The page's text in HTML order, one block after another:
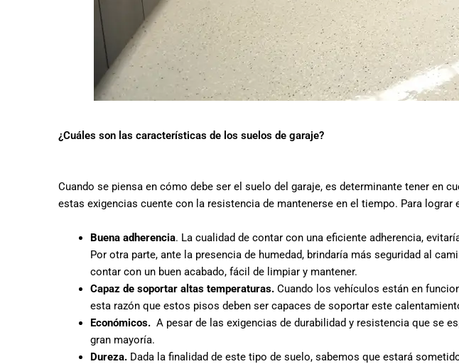
¿Cuáles son las características de los suelos de garaje?
Cuando se piensa en cómo debe ser el suelo del garaje, es determinante tener en
estas exigencias cuente con la resistencia de mantenerse en el tiempo. Para
Buena adherencia. La cualidad de contar con una eficiente adherencia,
Por otra parte, ante la presencia de humedad, brindaría más seguridad al
contar con un buen acabado, fácil de limpiar y mantener.
Capaz de soportar altas temperaturas. Cuando los vehículos están en
esta razón que estos pisos deben ser capaces de soportar este
Económicos. A pesar de las exigencias de durabilidad y resistencia que se
gran mayoría.
Dureza. Dada la finalidad de este tipo de suelo, sabemos que estará